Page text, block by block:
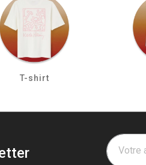
T-shirt
Votre